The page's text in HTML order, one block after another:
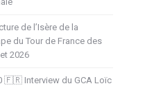
de l’Isère de la
du Tour de France des
2026
🇫🇷 Interview du GCA Loïc